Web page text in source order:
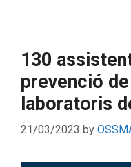
130
prevenció
laboratoris
21/03/2023 by